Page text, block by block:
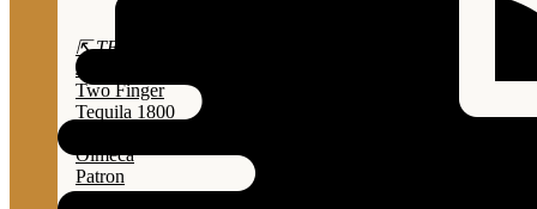
⇱ TEQUILA ⇲
Jose Cuervo
Two Finger
Tequila 1800
Olmeca
Patron
Sauza